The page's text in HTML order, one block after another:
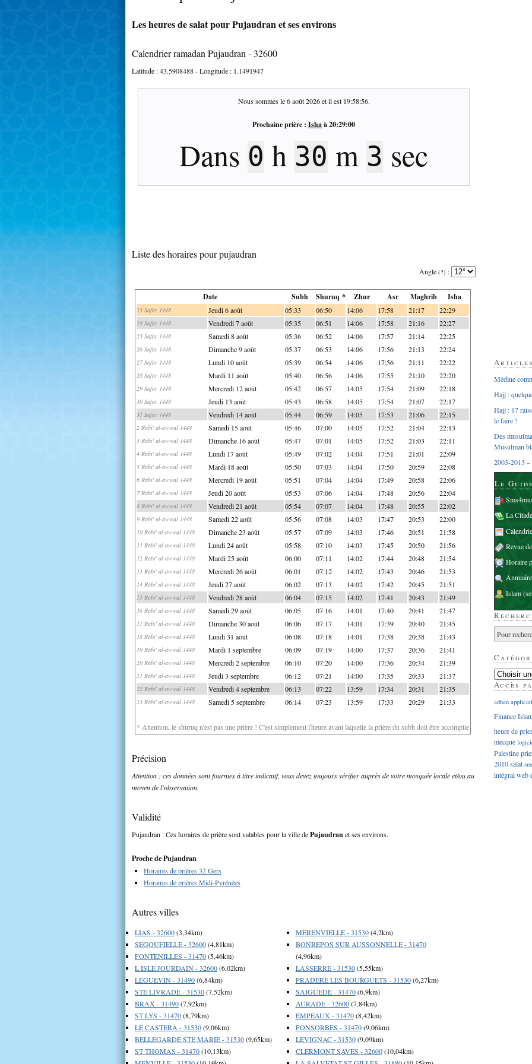
Les heures de salat pour Pujaudran et ses environs
Calendrier ramadan Pujaudran - 32600
Latitude :43.5908488- Longitude : 1.1491947
Nous sommes le6 août 2026et il est 19:58:56.
Prochaine prière : Ishaà20:29:00
Dans 0 h 30 m 3 sec
Liste des horaires pour pujaudran
Angle (?) :
Date Subh Shuruq * Zhur Asr Maghrib Isha
23 Safar 1448 Jeudi 6 août 05:33 06:50 14:06 17:58 21:17 22:29
24 Safar 1448 Vendredi 7 août 05:35 06:51 14:06 17:58 21:16 22:27
25 Safar 1448 Samedi 8 août 05:36 06:52 14:06 17:57 21:14 22:25
26 Safar 1448 Dimanche 9 août 05:37 06:53 14:06 17:56 21:13 22:24
27 Safar 1448 Lundi 10 août 05:39 06:54 14:06 17:56 21:11 22:22
28 Safar 1448 Mardi 11 août 05:40 06:56 14:06 17:55 21:10 22:20
29 Safar 1448 Mercredi 12 août 05:42 06:57 14:05 17:54 21:09 22:18
30 Safar 1448 Jeudi 13 août 05:43 06:58 14:05 17:54 21:07 22:17
31 Safar 1448 Vendredi 14 août 05:44 06:59 14:05 17:53 21:06 22:15
2 Rabi' al-awwal 1448 Samedi 15 août 05:46 07:00 14:05 17:52 21:04 22:13
3 Rabi' al-awwal 1448 Dimanche 16 août 05:47 07:01 14:05 17:52 21:03 22:11
4 Rabi' al-awwal 1448 Lundi 17 août 05:49 07:02 14:04 17:51 21:01 22:09
5 Rabi' al-awwal 1448 Mardi 18 août 05:50 07:03 14:04 17:50 20:59 22:08
6 Rabi' al-awwal 1448 Mercredi 19 août 05:51 07:04 14:04 17:49 20:58 22:06
7 Rabi' al-awwal 1448 Jeudi 20 août 05:53 07:06 14:04 17:48 20:56 22:04
8 Rabi' al-awwal 1448 Vendredi 21 août 05:54 07:07 14:04 17:48 20:55 22:02
9 Rabi' al-awwal 1448 Samedi 22 août 05:56 07:08 14:03 17:47 20:53 22:00
10 Rabi' al-awwal 1448 Dimanche 23 août 05:57 07:09 14:03 17:46 20:51 21:58
11 Rabi' al-awwal 1448 Lundi 24 août 05:58 07:10 14:03 17:45 20:50 21:56
12 Rabi' al-awwal 1448 Mardi 25 août 06:00 07:11 14:02 17:44 20:48 21:54
13 Rabi' al-awwal 1448 Mercredi 26 août 06:01 07:12 14:02 17:43 20:46 21:53
14 Rabi' al-awwal 1448 Jeudi 27 août 06:02 07:13 14:02 17:42 20:45 21:51
15 Rabi' al-awwal 1448 Vendredi 28 août 06:04 07:15 14:02 17:41 20:43 21:49
16 Rabi' al-awwal 1448 Samedi 29 août 06:05 07:16 14:01 17:40 20:41 21:47
17 Rabi' al-awwal 1448 Dimanche 30 août 06:06 07:17 14:01 17:39 20:40 21:45
18 Rabi' al-awwal 1448 Lundi 31 août 06:08 07:18 14:01 17:38 20:38 21:43
19 Rabi' al-awwal 1448 Mardi 1 septembre 06:09 07:19 14:00 17:37 20:36 21:41
20 Rabi' al-awwal 1448 Mercredi 2 septembre 06:10 07:20 14:00 17:36 20:34 21:39
21 Rabi' al-awwal 1448 Jeudi 3 septembre 06:12 07:21 14:00 17:35 20:33 21:37
22 Rabi' al-awwal 1448 Vendredi 4 septembre 06:13 07:22 13:59 17:34 20:31 21:35
23 Rabi' al-awwal 1448 Samedi 5 septembre 06:14 07:23 13:59 17:33 20:29 21:33
* Attention, le shuruq n'est pas une prière ! C'est simplement l'heure avant laquelle la prière du subh doit être accomplie
Précision
Attention : ces données sont fournies à titre indicatif, vous devez toujours vérifier auprès de votre mosquée locale et/ou au
moyen de l'observation.
Validité
Pujaudran : Ces horaires de prière sont valables pour la ville dePujaudranet ses environs.
Proche de Pujaudran
Horaires de prières 32 Gers
Horaires de prières Midi-Pyrénées
Autres villes
LIAS - 32600(3,34km)
SEGOUFIELLE - 32600(4,81km)
FONTENILLES - 31470(5,46km)
L ISLE JOURDAIN - 32600(6,02km)
LEGUEVIN - 31490(6,84km)
STE LIVRADE - 31530(7,52km)
BRAX - 31490(7,92km)
ST LYS - 31470(8,79km)
LE CASTERA - 31530(9,06km)
BELLEGARDE STE MARIE - 31530(9,65km)
ST THOMAS - 31470(10,13km)
MERENVIELLE - 31530(4,2km)
BONREPOS SUR AUSSONNELLE - 31470
(4,96km)
LASSERRE - 31530(5,55km)
PRADERE LES BOURGUETS - 31530(6,27km)
SAIGUEDE - 31470(6,9km)
AURADE - 32600(7,84km)
EMPEAUX - 31470(8,42km)
FONSORBES - 31470(9,06km)
LEVIGNAC - 31530(9,09km)
CLERMONT SAVES - 32600(10,04km)
Médine
Hajj :
Hajj : 17
le faire !
Des
Musulman
2003-2013 –
Le
La
Revue
Horaire
Islam
Accès
adhan
Finance
heure de
mecque
Palestine
2010salat
intégralweb